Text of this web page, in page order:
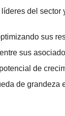
del
sus
sus
de
de grandeza